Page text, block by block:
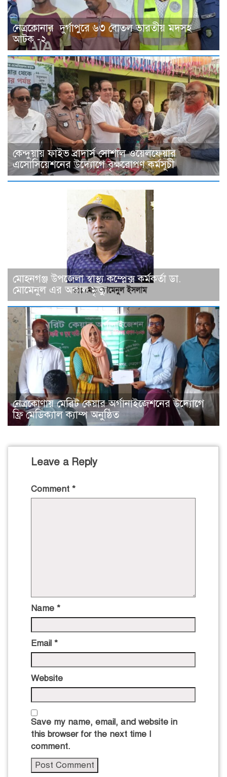
নেত্রকোনার দুর্গাপুরে ৬৩ বোতল ভারতীয় মদসহ
আটক -২
কেন্দুয়ায় ফাইভ ব্রাদার্স সোশাল ওয়েলফেয়ার
এসোসিয়েশনের উদ্যোগে বৃক্ষরোপণ কর্মসূচী
মোহনগঞ্জ উপজেলা স্বাস্থ্য কম্প্লেক্স কর্মকর্তা ডা.
মোমেনুল এর অকাল মৃত্যু
নেত্রকোণায় মেরিট কেয়ার অর্গানাইজেশনের উদ্যোগে
ফ্রি মেডিক্যাল ক্যাম্প অনুষ্ঠিত
Leave a Reply
Comment *
Name *
Email *
Website
Save my name, email, and website in
this browser for the next time I
comment.